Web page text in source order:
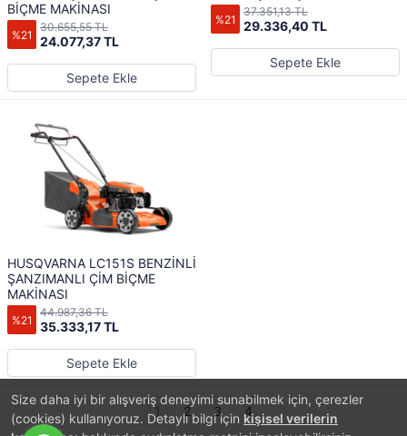
Size daha iyi bir alışveriş deneyimi sunabilmek için, çerezler
(cookies) kullanıyoruz. Detaylı bilgi için kişisel verilerin
BİÇME MAKİNASI
%21 24.077,37 TL
30.655,55 TL
Sepete Ekle
%21 29.336,40 TL
37.351,13 TL
Sepete Ekle
HUSQVARNA LC151S BENZİNLİ
ŞANZIMANLI ÇİM BİÇME
MAKİNASI
%21 35.333,17 TL
44.987,36 TL
Sepete Ekle
1 2 3 4